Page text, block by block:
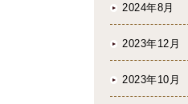
2024年8月
2023年12月
2023年10月